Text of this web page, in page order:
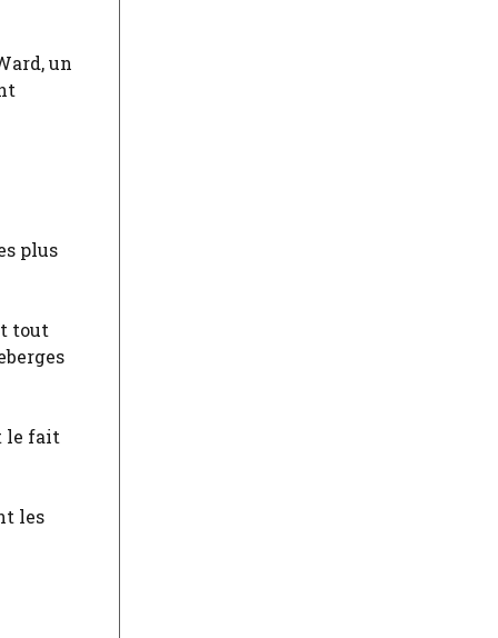
un
plus
tout
le fait
les